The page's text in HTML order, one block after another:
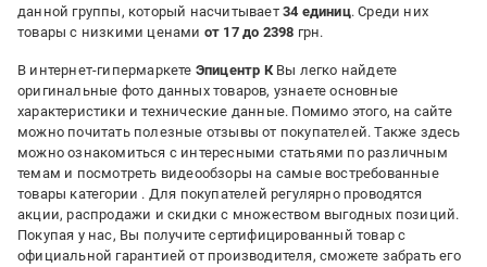
данной группы, который насчитывает 34 единиц. Среди них
товары с низкими ценами от 17 до 2398 грн.
В интернет-гипермаркете Эпицентр КВы легко найдете
оригинальные фото данных товаров, узнаете основные
характеристики и технические данные. Помимо этого, на сайте
можно почитать полезные отзывы от покупателей. Также здесь
можно ознакомиться с интересными статьями по различным
темам и посмотреть видеообзоры на самые востребованные
товары категории . Для покупателей регулярно проводятся
акции, распродажи и скидки с множеством выгодных позиций.
Покупая у нас, Вы получите сертифицированный товар с
официальной гарантией от производителя, сможете забрать его